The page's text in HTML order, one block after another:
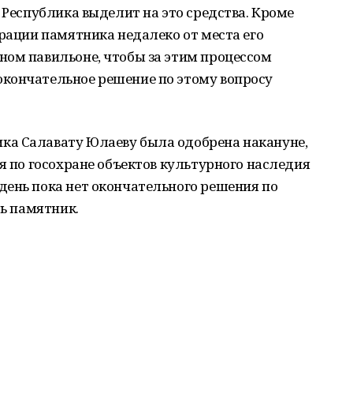
выделит на это средства. Кроме
памятника недалеко от места его
павильоне, чтобы за этим процессом
решение по этому вопросу
Салавату Юлаеву была одобрена накануне,
по госохране объектов культурного наследия
пока нет окончательного решения по
памятник.